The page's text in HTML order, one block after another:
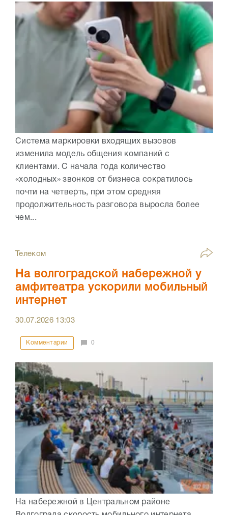
Система маркировки входящих вызовов
изменила модель общения компаний с
клиентами. С начала года количество
«холодных» звонков от бизнеса сократилось
почти на четверть, при этом средняя
продолжительность разговора выросла более
чем...
Телеком
На волгоградской набережной у
амфитеатра ускорили мобильный
интернет
30.07.2026 13:03
Комментарии 0
На набережной в Центральном районе